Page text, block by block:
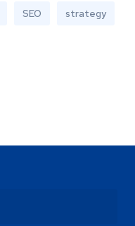
SEO strategy